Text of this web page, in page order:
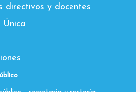
directivos y docentes
Única